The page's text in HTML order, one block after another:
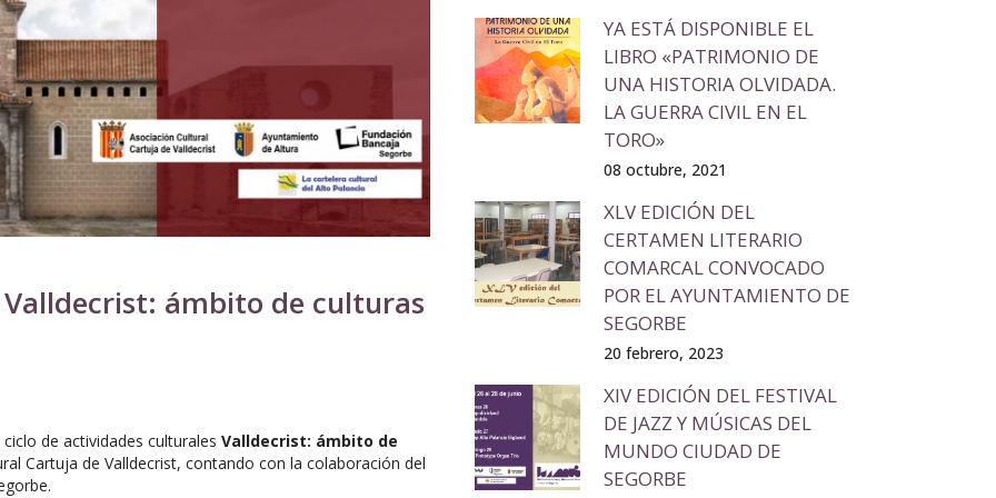
ámbito de culturas
de actividades culturales Valldecrist: ámbito de
Cartuja de Valldecrist, contando con la colaboración del
YA ESTÁ DISPONIBLE EL
LIBRO «PATRIMONIO DE
UNA HISTORIA OLVIDADA.
LA GUERRA CIVIL EN EL
TORO»
08 octubre, 2021
XLV EDICIÓN DEL
CERTAMEN LITERARIO
COMARCAL CONVOCADO
POR EL AYUNTAMIENTO DE
SEGORBE
20 febrero, 2023
XIV EDICIÓN DEL FESTIVAL
DE JAZZ Y MÚSICAS DEL
MUNDO CIUDAD DE
SEGORBE